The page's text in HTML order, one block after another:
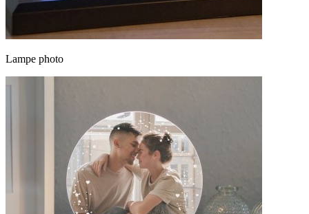
Lampe photo